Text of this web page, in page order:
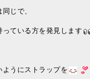
じで、
ている方を発見します
ようにストラップを